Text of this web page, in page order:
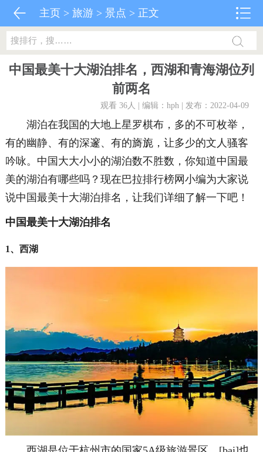
主页 >旅游 >景点 > 正文
中国最美十大湖泊排名，西湖和青海湖位列
前两名
观看 36人 | 编辑：hph | 发布：2022-04-09
湖泊在我国的大地上星罗棋布，多的不可枚举，
有的幽静、有的深邃、有的旖旎，让多少的文人骚客
吟咏。中国大大小小的湖泊数不胜数，你知道中国最
美的湖泊有哪些吗？现在巴拉排行榜网小编为大家说
说中国最美十大湖泊排名，让我们详细了解一下吧！
中国最美十大湖泊排名
1、西湖